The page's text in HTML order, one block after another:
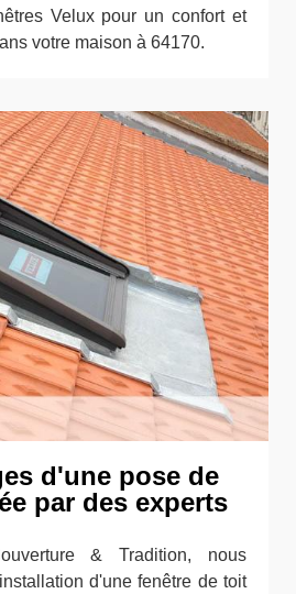
Velux pour un confort et
votre maison à 64170.
d'une pose de
par des experts
& Tradition, nous
d'une fenêtre de toit